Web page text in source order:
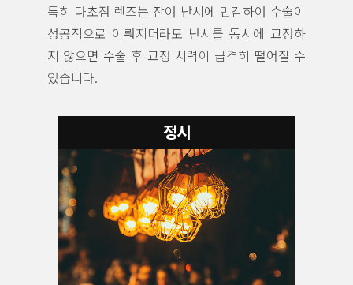
특히 다초점 렌즈는 잔여 난시에 민감하여 수술이
성공적으로 이뤄지더라도 난시를 동시에 교정하
지 않으면 수술 후 교정 시력이 급격히 떨어질 수
있습니다.
정시